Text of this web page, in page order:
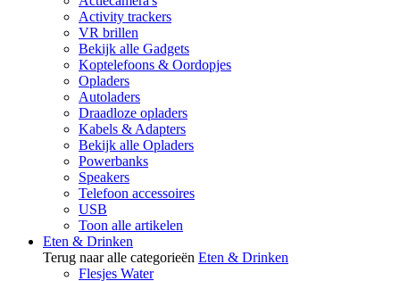
Activity trackers
VR brillen
Bekijk alle Gadgets
Koptelefoons & Oordopjes
Opladers
Autoladers
Draadloze opladers
Kabels & Adapters
Bekijk alle Opladers
Powerbanks
Speakers
Telefoon accessoires
USB
Toon alle artikelen
Eten & Drinken
Terug naar alle categorieën Eten & Drinken
Flesjes Water